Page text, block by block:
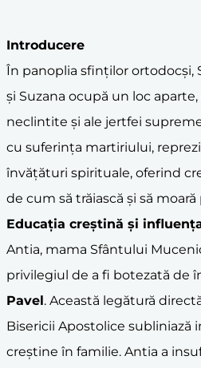
Introducere
În panoplia sfinților ortodocși,
și Suzana ocupă un loc
neclintite și ale jertfei
cu suferința martiriului,
învățături spirituale, oferind
de cum să trăiască și să
Educația creștină și
Antia, mama Sfântului
privilegiul de a fi botezată de
Pavel. Această legătură
Bisericii Apostolice
creștine în familie. Antia a